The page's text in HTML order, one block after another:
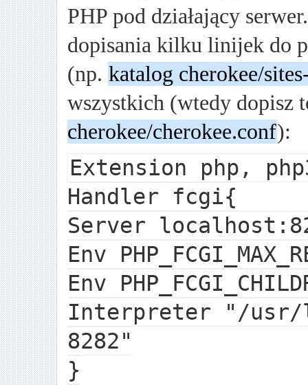
PHP pod działający
dopisania kilku linijek do
(np. katalog cherokee/
wszystkich (wtedy dopisz
cherokee/cherokee.conf):
Extension php,
Handler fcgi{
Server
Env
Env
Interpreter "/usr/
8282"
}